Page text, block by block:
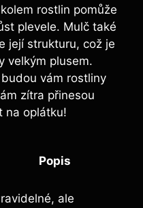
rostlin pomůže
plevele. Mulč také
její strukturu, což je
velkým plusem.
vám rostliny
zítra přinesou
na oplátku!
Popis
ale